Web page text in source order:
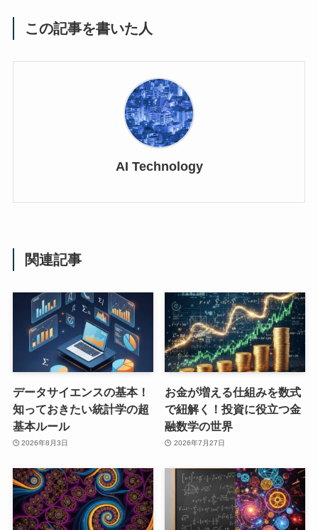
この記事を書いた人
AI Technology
関連記事
データサイエンスの基本！
知っておきたい統計学の超
基本ルール
2026年8月3日
お金が増える仕組みを数式
で紐解く！投資に役立つ金
融数学の世界
2026年7月27日